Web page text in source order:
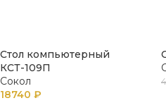
Стол компьютерный
КСТ-109П
Сокол
18740 ₽